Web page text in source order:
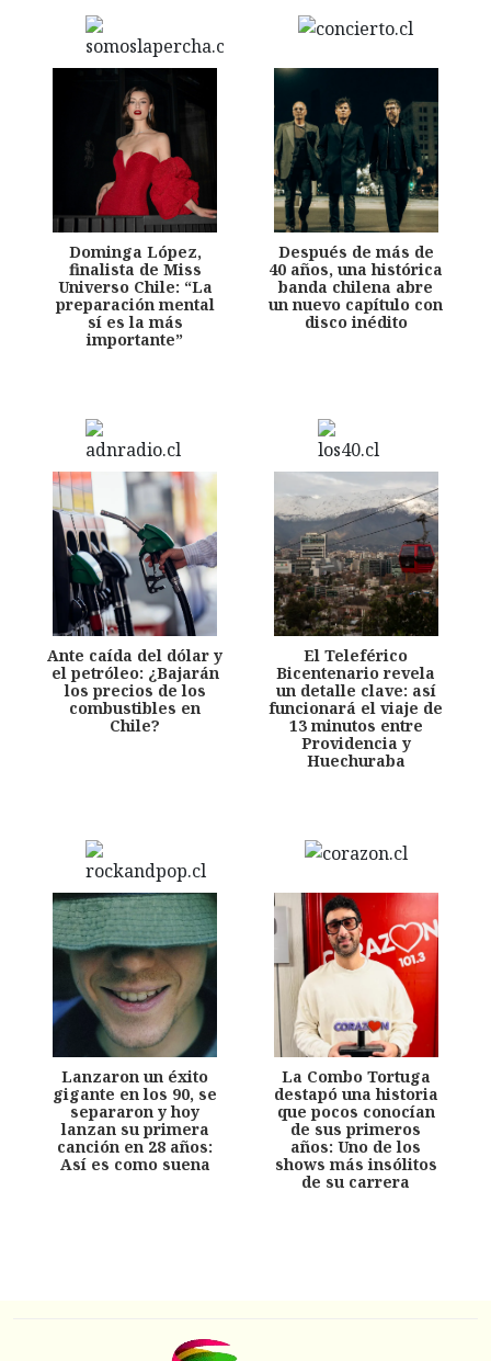
Dominga López,
finalista de Miss
Universo Chile: “La
preparación mental
sí es la más
importante”
Después de más de
40 años, una histórica
banda chilena abre
un nuevo capítulo con
disco inédito
Ante caída del dólar y
el petróleo: ¿Bajarán
los precios de los
combustibles en
Chile?
El Teleférico
Bicentenario revela
un detalle clave: así
funcionará el viaje de
13 minutos entre
Providencia y
Huechuraba
Lanzaron un éxito
gigante en los 90, se
separaron y hoy
lanzan su primera
canción en 28 años:
Así es como suena
La Combo Tortuga
destapó una historia
que pocos conocían
de sus primeros
años: Uno de los
shows más insólitos
de su carrera